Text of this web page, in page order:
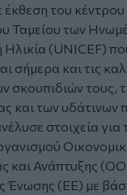
του κέντρου
Ταμείου των
Ηλικία (UNICEF)
σήμερα και τις
σκουπιδιών τους,
και των υδάτινων
στοιχεία για
και Ανάπτυξης
Ένωσης (ΕΕ) με